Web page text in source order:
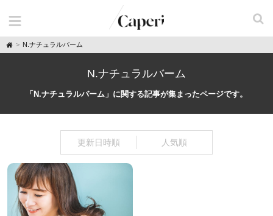
H
o
N.ナチュラルバーム
N.ナチュラルバーム
「N.ナチュラルバーム」に関する記事が集まったページです。
更新日時順 人気順